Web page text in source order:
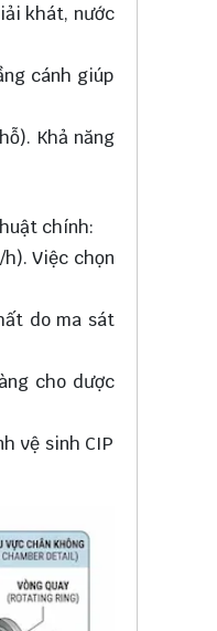
khát, nước
cánh giúp
Khả năng
chính:
Việc chọn
do ma sát
cho dược
vệ sinh CIP